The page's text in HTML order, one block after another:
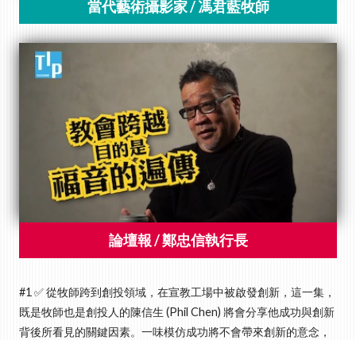
#1 ✅ 從牧師跨到創投領域，在宣教工場中被啟發創新，這一集，
既是牧師也是創投人的陳信生 (Phil Chen) 將會分享他成功與創新
背後所看見的關鍵因素。一味模仿成功將不會帶來創新的意念，